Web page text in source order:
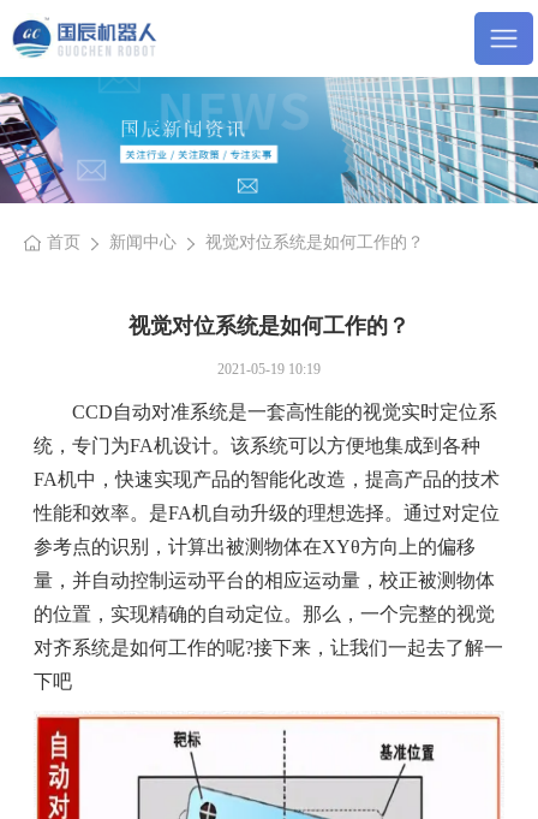
首页 新闻中心 视觉对位系统是如何工作的？
视觉对位系统是如何工作的？
2021-05-19 10:19
CCD自动对准系统是一套高性能的视觉实时定位系
统，专门为FA机设计。该系统可以方便地集成到各种
FA机中，快速实现产品的智能化改造，提高产品的技术
性能和效率。是FA机自动升级的理想选择。通过对定位
参考点的识别，计算出被测物体在XYθ方向上的偏移
量，并自动控制运动平台的相应运动量，校正被测物体
的位置，实现精确的自动定位。那么，一个完整的视觉
对齐系统是如何工作的呢?接下来，让我们一起去了解一
下吧